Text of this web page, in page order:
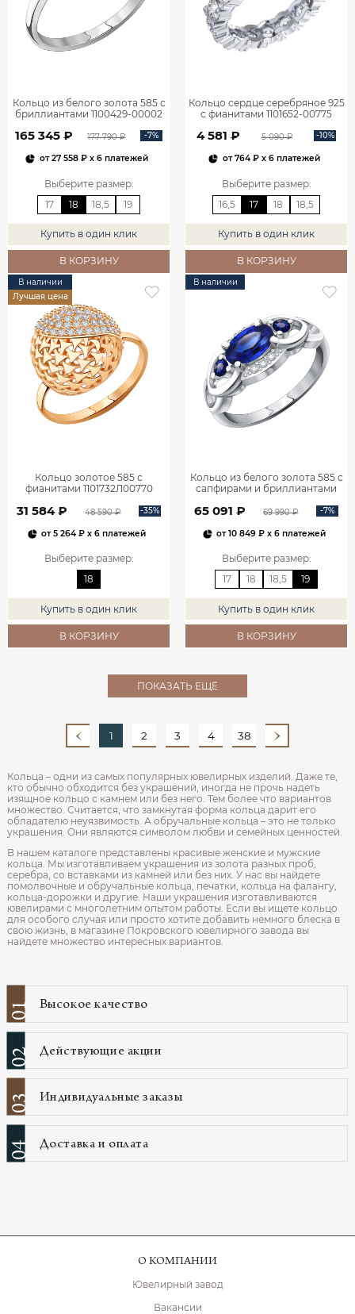
Кольцо из белого золота 585 с
бриллиантами 1100429-00002
165 345 ₽ 177 790 ₽ -7%
от27 558 ₽x 6 платежей
Выберите размер:
17
18 18,5 19
Купить в один клик
В КОРЗИНУ
Кольцо сердце серебряное 925
с фианитами 1101652-00775
4 581 ₽ 5 090 ₽ -10%
от764 ₽x 6 платежей
Выберите размер:
16,5
17 18 18,5
Купить в один клик
В КОРЗИНУ
В наличии
Лучшая цена
Кольцо золотое 585 с
фианитами 1101732Л00770
31 584 ₽ 48 590 ₽ -35%
от5 264 ₽ x 6 платежей
Выберите размер:
18
Купить в один клик
В КОРЗИНУ
В наличии
Кольцо из белого золота 585 с
сапфирами и бриллиантами
65 091 ₽ 69 990 ₽ -7%
от10 849 ₽ x 6 платежей
Выберите размер:
17
18 18,5 19
Купить в один клик
В КОРЗИНУ
ПОКАЗАТЬ ЕЩЁ
1 2 3 4 38
Кольца – одни из самых популярных ювелирных изделий. Даже те,
кто обычно обходится без украшений, иногда не прочь надеть
изящное кольцо с камнем или без него. Тем более что вариантов
множество. Считается, что замкнутая форма кольца дарит его
обладателю неуязвимость. А обручальные кольца – это не только
украшения. Они являются символом любви и семейных ценностей.
В нашем каталоге представлены красивые женские и мужские
кольца. Мы изготавливаем украшения из золота разных проб,
серебра, со вставками из камней или без них. У нас вы найдете
помолвочные и обручальные кольца, печатки, кольца на фалангу,
кольца-дорожки и другие. Наши украшения изготавливаются
ювелирами с многолетним опытом работы. Если вы ищете кольцо
для особого случая или просто хотите добавить немного блеска в
свою жизнь, в магазине Покровского ювелирного завода вы
найдете множество интересных вариантов.
01 Высокое качество
02 Действующие акции
03 Индивидуальные заказы
04 Доставка и оплата
О КОМПАНИИ
Ювелирный завод
Вакансии